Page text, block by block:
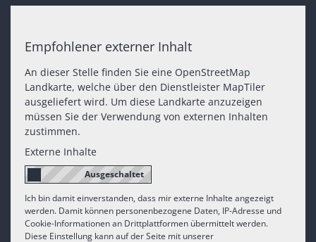
Empfohlener externer Inhalt
An dieser Stelle finden Sie eine OpenStreetMap
Landkarte, welche über den Dienstleister MapTiler
ausgeliefert wird. Um diese Landkarte anzuzeigen
müssen Sie der Verwendung von externen Inhalten
zustimmen.
Externe Inhalte
Ich bin damit einverstanden, dass mir externe Inhalte angezeigt
werden. Damit können personenbezogene Daten, IP-Adresse und
Cookie-Informationen an Drittplattformen übermittelt werden.
Diese Einstellung kann auf der Seite mit unserer